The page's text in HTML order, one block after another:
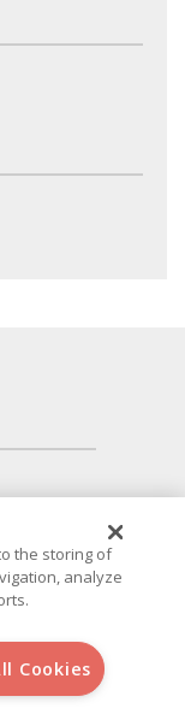
c/ San Norberto
the storing of
analyze
Cookies